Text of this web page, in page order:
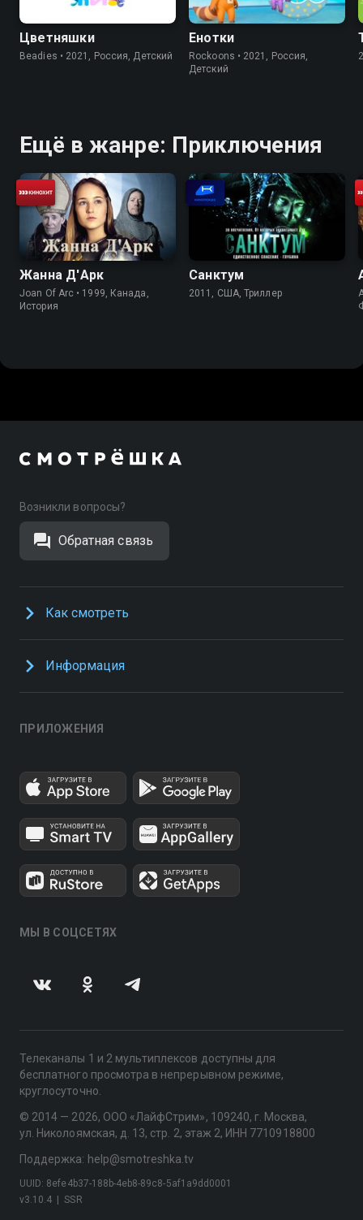
Цветняшки
Beadies • 2021, Россия, Детский
Енотки
Rockoons • 2021, Россия,
Детский
Ещё в жанре: Приключения
Жанна Д'Арк
Joan Of Arc • 1999, Канада,
История
Санктум
2011, США, Триллер
Возникли вопросы?
Обратная связь
Как смотреть
Информация
ПРИЛОЖЕНИЯ
МЫ В СОЦСЕТЯХ
Телеканалы 1 и 2 мультиплексов доступны для
бесплатного просмотра в непрерывном режиме,
круглосуточно.
© 2014 — 2026, ООО «ЛайфСтрим», 109240, г. Москва,
ул. Николоямская, д. 13, стр. 2, этаж 2, ИНН 7710918800
Поддержка: help@smotreshka.tv
v3.10.4 SSR
UUID: 8efe4b37-188b-4eb8-89c8-5af1a9dd0001